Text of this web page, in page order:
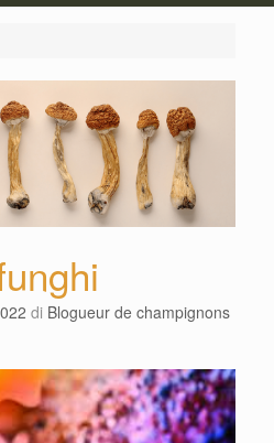
di Blogueur de champignons